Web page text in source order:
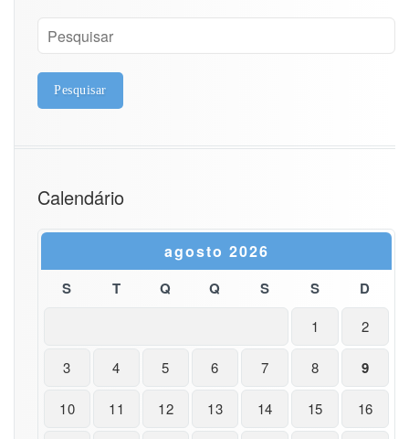
Calendário
agosto 2026
S T Q Q S S D
1 2
3 4 5 6 7 8 9
10 11 12 13 14 15 16